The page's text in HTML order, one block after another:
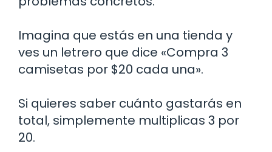
Imagina que estás en una tienda y
ves un letrero que dice «Compra 3
camisetas por $20 cada una».
Si quieres saber cuánto gastarás en
total, simplemente multiplicas 3 por
20.